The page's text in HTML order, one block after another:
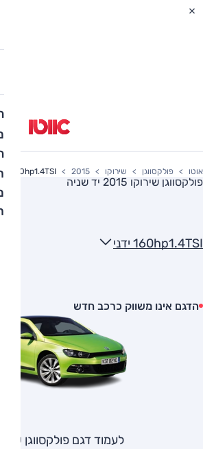
אוטו פולקסווגן שירוקו 2015 160hp1.4TSI ידני
פולקסווגן שירוקו 2015 יד שניה
160hp1.4TSI ידני
הדגם אינו משווק כרכב חדש
לעמוד דגם פולקסווגן